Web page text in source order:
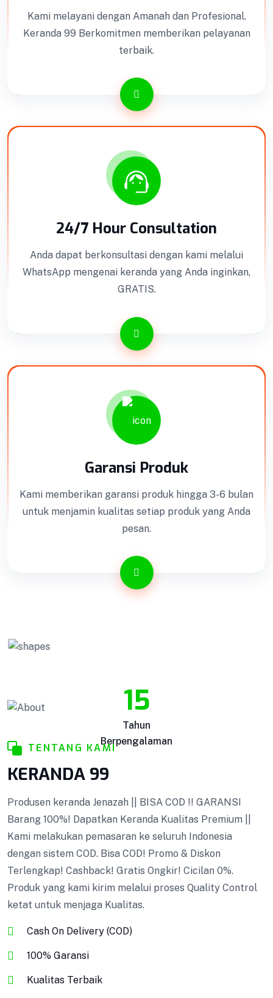
Kami melayani dengan Amanah dan Profesional.
Keranda 99 Berkomitmen memberikan pelayanan
terbaik.
24/7 Hour Consultation
Anda dapat berkonsultasi dengan kami melalui
WhatsApp mengenai keranda yang Anda inginkan,
GRATIS.
Garansi Produk
Kami memberikan garansi produk hingga 3-6 bulan
untuk menjamin kualitas setiap produk yang Anda
pesan.
15
Tahun
Berpengalaman
TENTANG KAMI
KERANDA 99
Produsen keranda Jenazah || BISA COD !! GARANSI
Barang 100%! Dapatkan Keranda Kualitas Premium ||
Kami melakukan pemasaran ke seluruh Indonesia
dengan sistem COD. Bisa COD! Promo & Diskon
Terlengkap! Cashback! Gratis Ongkir! Cicilan 0%.
Produk yang kami kirim melalui proses Quality Control
ketat untuk menjaga Kualitas.
Cash On Delivery (COD)
100% Garansi
Kualitas Terbaik